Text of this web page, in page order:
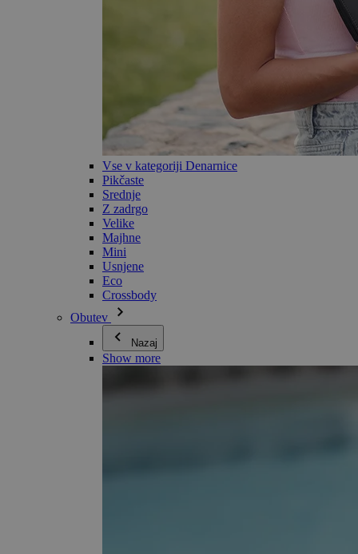
Vse v kategoriji Denarnice
Pikčaste
Srednje
Z zadrgo
Velike
Majhne
Mini
Usnjene
Eco
Crossbody
Obutev
Nazaj
Show more